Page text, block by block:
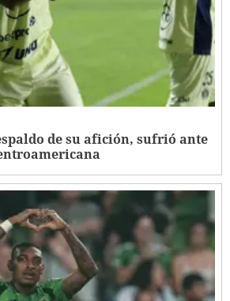
de su afición, sufrió ante